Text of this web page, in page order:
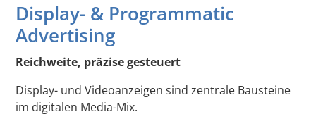
Display- & Programmatic
Advertising
Reichweite, präzise gesteuert
Display- und Videoanzeigen sind zentrale Bausteine
im digitalen Media-Mix.